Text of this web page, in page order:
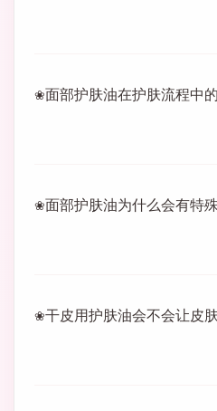
面部护肤油在护肤流程中
面部护肤油为什么会有特
干皮用护肤油会不会让皮